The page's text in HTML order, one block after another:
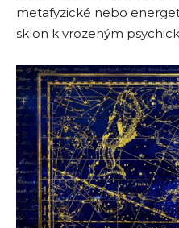
metafyzické nebo
sklon k vrozeným